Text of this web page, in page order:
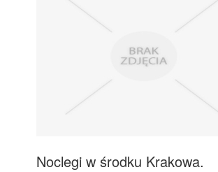
Noclegi w środku Krakowa.